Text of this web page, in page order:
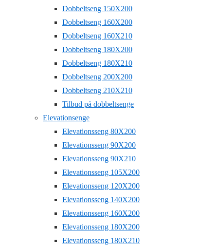
Dobbeltseng 150X200
Dobbeltseng 160X200
Dobbeltseng 160X210
Dobbeltseng 180X200
Dobbeltseng 180X210
Dobbeltseng 200X200
Dobbeltseng 210X210
Tilbud på dobbeltsenge
Elevationsenge
Elevationsseng 80X200
Elevationsseng 90X200
Elevationsseng 90X210
Elevationsseng 105X200
Elevationsseng 120X200
Elevationsseng 140X200
Elevationsseng 160X200
Elevationsseng 180X200
Elevationsseng 180X210